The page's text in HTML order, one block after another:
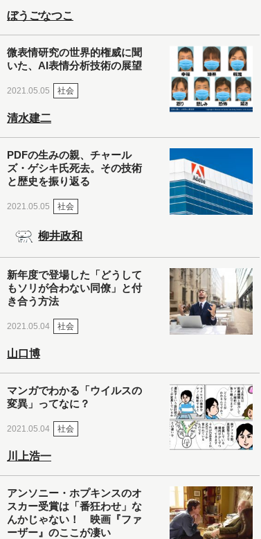
ぼうごなつこ
微表情研究の世界的権威に聞
いた、AI表情分析技術の展望
2021.05.05 社会
清水建二
PDFの生みの親、チャール
ズ・ゲシキ氏死去。その技術
と歴史を振り返る
2021.05.05 社会
柳井政和
新年度で登場した「どうして
もソリが合わない同僚」と付
き合う方法
2021.05.04 社会
山口博
マンガでわかる「ウイルスの
変異」ってなに？
2021.05.04 社会
川上浩一
アンソニー・ホプキンスのオ
スカー受賞は「番狂わせ」な
んかじゃない！ 映画『ファ
ーザー』のここが凄い